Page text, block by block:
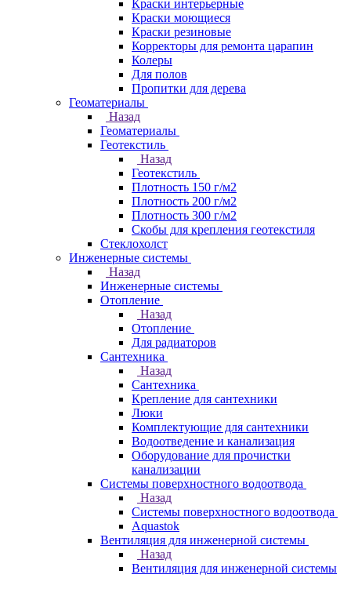
Краски интерьерные
Краски моющиеся
Краски резиновые
Корректоры для ремонта царапин
Колеры
Для полов
Пропитки для дерева
Геоматериалы
Назад
Геоматериалы
Геотекстиль
Назад
Геотекстиль
Плотность 150 г/м2
Плотность 200 г/м2
Плотность 300 г/м2
Скобы для крепления геотекстиля
Стеклохолст
Инженерные системы
Назад
Инженерные системы
Отопление
Назад
Отопление
Для радиаторов
Сантехника
Назад
Сантехника
Крепление для сантехники
Люки
Комплектующие для сантехники
Водоотведение и канализация
Оборудование для прочистки
канализации
Системы поверхностного водоотвода
Назад
Системы поверхностного водоотвода
Aquastok
Вентиляция для инженерной системы
Назад
Вентиляция для инженерной системы